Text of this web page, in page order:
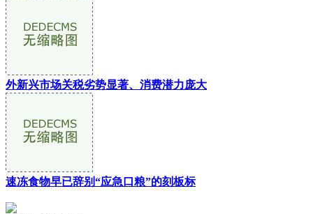
外新兴市场关税劣势显著、消费潜力庞大
速冻食物早已辞别“应急口粮”的刻板标